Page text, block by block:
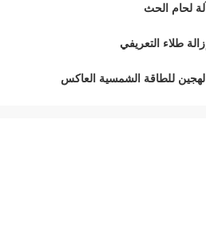
آلة لحام الحث
إزالة طلاء التعريفي
الهجين للطاقة الشمسية العاكس